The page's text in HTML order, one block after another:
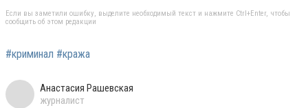
Если вы заметили ошибку, выделите необходимый текст и нажмите Ctrl+Enter, чтобы
сообщить об этом редакции
#криминал #кража
Анастасия Рашевская
журналист